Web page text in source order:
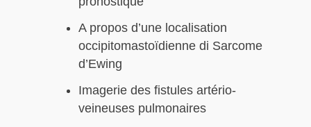
A propos d’une localisation
occipitomastoïdienne di Sarcome
d’Ewing
Imagerie des fistules artério-
veineuses pulmonaires